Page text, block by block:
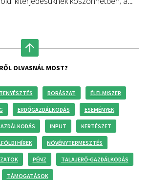
OLVASNÁL MOST?
BORÁSZAT ÉLELMISZER
ERDŐGAZDÁLKODÁS ESEMÉNYEK
INPUT KERTÉSZET
HÍREK NÖVÉNYTERMESZTÉS
PÉNZ TALAJERŐ-GAZDÁLKODÁS
TÁMOGATÁSOK